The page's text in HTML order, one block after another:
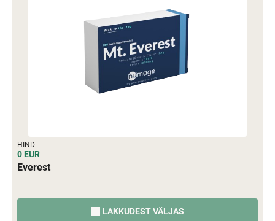
HIND
0 EUR
Everest
LAKKUDEST VÄLJAS